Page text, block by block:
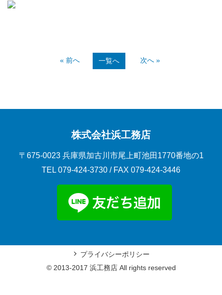
« 前へ 一覧へ 次へ »
株式会社浜工務店
〒675-0023 兵庫県加古川市尾上町池田1770番地の1
TEL 079-424-3730 / FAX 079-424-3446
プライバシーポリシー
© 2013-2017 浜工務店 All rights reserved